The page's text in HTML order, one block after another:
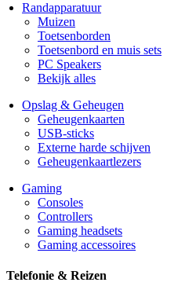
Randapparatuur
Muizen
Toetsenborden
Toetsenbord en muis sets
PC Speakers
Bekijk alles
Opslag & Geheugen
Geheugenkaarten
USB-sticks
Externe harde schijven
Geheugenkaartlezers
Gaming
Consoles
Controllers
Gaming headsets
Gaming accessoires
Telefonie & Reizen